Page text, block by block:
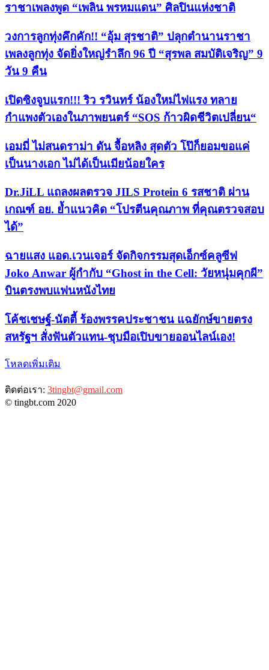
ราชาเพลงพูด “เพลิน พรหมแดน” ศิลปินแห่งชาติ
วงการลูกทุ่งคึกคัก!! “อุ้ม สุรชาติ” ปลุกตำนานราชา
เพลงลูกทุ่ง จัดยิ่งใหญ่รำลึก 96 ปี “สุรพล สมบัติเจริญ” 9
วัน 9 คืน
เปิดซิงจูบแรก!!! ริว รวินทร์ น้องใหม่ไฟแรง ทลาย
กำแพงตัวเองในภาพยนตร์ “SOS ก้าวผิดชีวิตเปลี่ยน“
เอมมี่ ไม่สนดราม่า ดัน จื้อหลิง สุดตัว โป๊ก็ยอมขอแค่
เป็นนางเอก ไม่ได้เป็นเมียน้อยใคร
Dr.JiLL แถลงผลตรวจ JILS Protein 6 รสชาติ ผ่าน
เกณฑ์ อย. ย้ำแนวคิด “โปรตีนคุณภาพ ที่คุณตรวจสอบ
ได้”
ฉายแสง แอด.เวนเจอร์ จัดกิจกรรมสุดเอ็กซ์คลูซีฟ
Joko Anwar ผู้กำกับ “Ghost in the Cell: วัยหนุ่มคุกผี”
บินตรงพบแฟนหนังไทย
​โค้ชเชษฐ์-นัตตี้ ร้องพรรคประชาชน แฉยักษ์ขายตรง
สหรัฐฯ สั่งฟันตัวแทน-ชุบมือเปิบขายออนไลน์เอง!
โหลดเพิ่มเติม
ติดต่อเรา: 3tingbt@gmail.com
© tingbt.com 2020